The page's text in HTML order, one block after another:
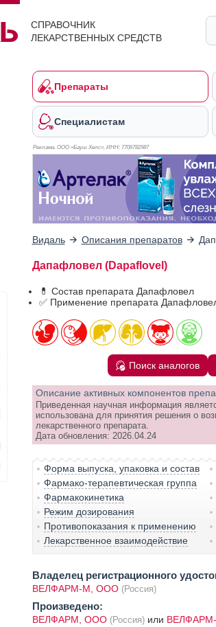
СПРАВОЧНИК
ЛЕКАРСТВЕННЫХ СРЕДСТВ
Препараты
Специалистам
Реклама. ООО «Бауш Хелс», ИНН: 7706782987
Видаль Описания препаратов
Дапафловел (Dapaflovel)
💊 Состав препарата Дапафловел
✅ Применение препарата
Поиск аналогов
Описание активных компонентов
Приведенная научная информация
использована для принятия решения о
лекарственного препарата.
Дата обновления: 2026.04.24
Форма выпуска, упаковка и состав
Фармако-терапевтическая группа
Фармакокинетика
Режим дозирования
Противопоказания к применению
Лекарственное взаимодействие
Владелец регистрационного
ВЕЛФАРМ-М, ООО (Россия)
Произведено:
ВЕЛФАРМ, ООО (Россия)или